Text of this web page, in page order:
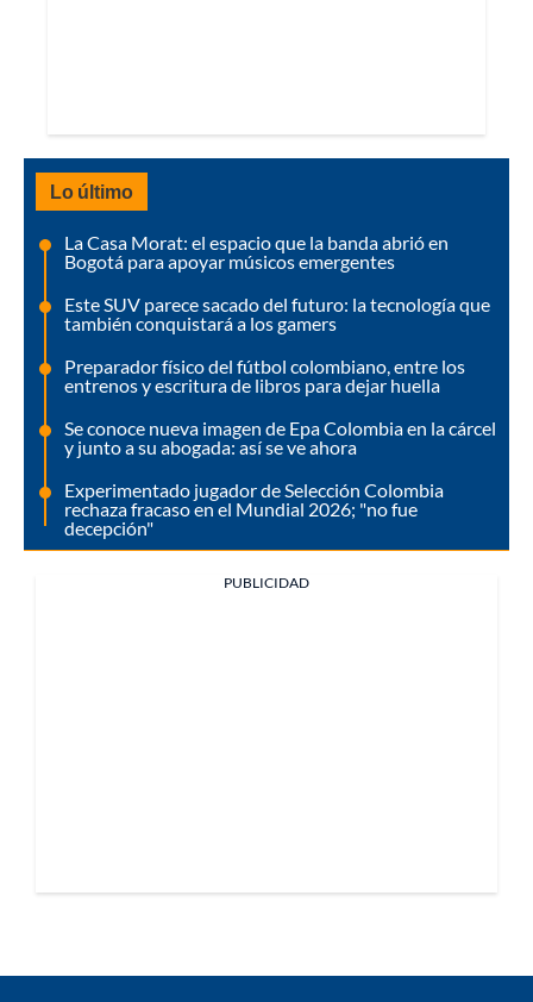
Lo último
La Casa Morat: el espacio que la banda abrió en
Bogotá para apoyar músicos emergentes
Este SUV parece sacado del futuro: la tecnología que
también conquistará a los gamers
Preparador físico del fútbol colombiano, entre los
entrenos y escritura de libros para dejar huella
Se conoce nueva imagen de Epa Colombia en la cárcel
y junto a su abogada: así se ve ahora
Experimentado jugador de Selección Colombia
rechaza fracaso en el Mundial 2026; "no fue
decepción"
PUBLICIDAD